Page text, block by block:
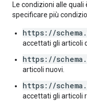
Le condizioni alle
specificare più
https://
accettati gli articoli
https://
articoli nuovi.
https://
accettati gli articoli